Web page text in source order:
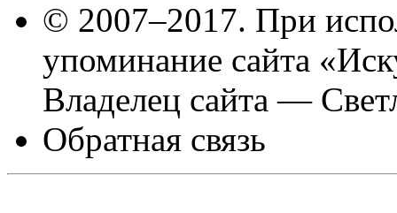
© 2007–2017. При
упоминание сайта
Владелец сайта —
Обратная связь